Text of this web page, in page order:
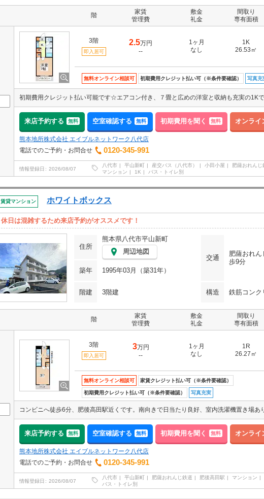
階
家賃
管理費
敷金
礼金
間取り
専有面積
3階
即入居可
2.5万円
--
1ヶ月
なし
1K
26.53㎡
無料オンライン相談可 初期費用クレジット払い可（※条件要確認） 写真充
来店予約する 無料 空室確認する 無料 初期費用を聞く 無料 オンライ
熊本地所株式会社 エイブルネットワーク八代店
電話でのご予約・お問合せ
0120-345-991
情報登録日 2026/08/07
八代市 平山新町 産交バス（八代市） 小田小屋 肥薩おれんじ
マンション
1K バス・トイレ別
賃貸マンション ホワイトボックス
休日は混雑するため来店予約がオススメです！
住所
熊本県八代市平山新町
周辺地図
交通
肥薩おれ
歩9分
築年
1995年03月（築31年）
階建 3階建 構造 鉄筋コンク
階
家賃
管理費
敷金
礼金
間取り
専有面積
3階
即入居可
3万円
--
1ヶ月
なし
1R
26.27㎡
無料オンライン相談可 家賃クレジット払い可（※条件要確認）
初期費用クレジット払い可（※条件要確認） 写真充実
来店予約する 無料 空室確認する 無料 初期費用を聞く 無料 オンライ
熊本地所株式会社 エイブルネットワーク八代店
電話でのご予約・お問合せ
0120-345-991
情報登録日 2026/08/07
八代市 平山新町 肥薩おれんじ鉄道 肥後高田駅 マンション
バス・トイレ別